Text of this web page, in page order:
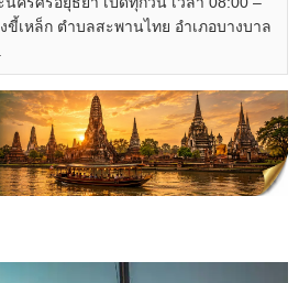
ขี้เหล็ก ตำบลสะพานไทย อำเภอบางบาล